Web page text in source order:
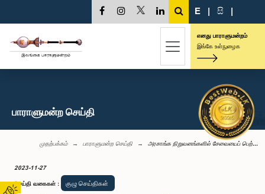
E | සි |
எனது பாராளுமன்றம்
இங்கே உள்நுழைக
பாராளுமன்ற செய்தி
முதற்பக்கம் பாராளுமன்ற செய்தி அரசாங்க நிறுவனங்களில் சேவையைப் பெற்...
2023-11-27
செய்தி வகைகள் : குழு செய்திகள்